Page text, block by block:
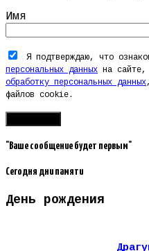
Имя
Я подтверждаю, что
персональных данных на сайте,
обработку персональных данных
файлов cookie.
"Ваше сообщение будет первым"
Сегодня дни памяти
День рождения